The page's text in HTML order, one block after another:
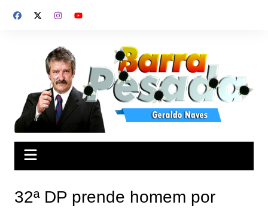
para
32ª DP prende homem por